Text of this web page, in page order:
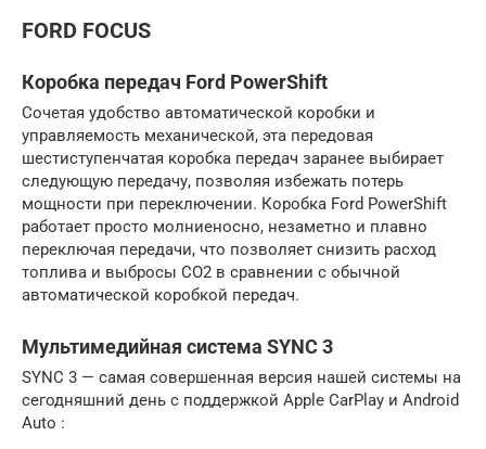
FORD FOCUS
Коробка передач Ford PowerShift
Сочетая удобство автоматической коробки и
управляемость механической, эта передовая
шестиступенчатая коробка передач заранее выбирает
следующую передачу, позволяя избежать потерь
мощности при переключении. Коробка Ford PowerShift
работает просто молниеносно, незаметно и плавно
переключая передачи, что позволяет снизить расход
топлива и выбросы CO2 в сравнении с обычной
автоматической коробкой передач.
Мультимедийная система SYNC 3
SYNC 3 — самая совершенная версия нашей системы на
сегодняшний день с поддержкой Apple CarPlay и Android
Auto :